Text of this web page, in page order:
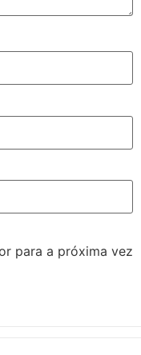
para a próxima vez